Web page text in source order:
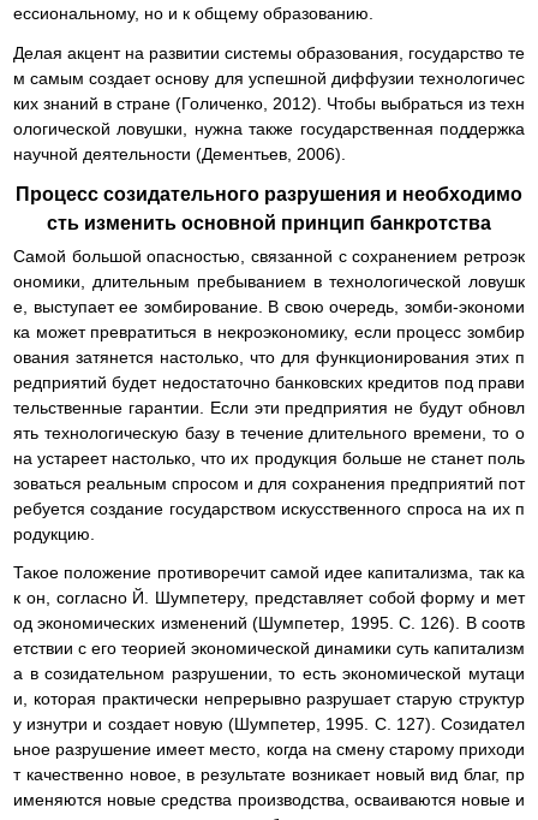
ессиональному, но и к общему образованию.
Делая акцент на развитии системы образования, государство те
м самым создает основу для успешной диффузии технологичес
ких знаний в стране (Голиченко, 2012). Чтобы выбраться из техн
ологической ловушки, нужна также государственная поддержка
научной деятельности (Дементьев, 2006).
Процесс созидательного разрушения и необходимо
сть изменить основной принцип банкротства
Самой большой опасностью, связанной с сохранением ретроэк
ономики, длительным пребыванием в технологической ловушк
е, выступает ее зомбирование. В свою очередь, зомби-экономи
ка может превратиться в некроэкономику, если процесс зомбир
ования затянется настолько, что для функционирования этих п
редприятий будет недостаточно банковских кредитов под прави
тельственные гарантии. Если эти предприятия не будут обновл
ять технологическую базу в течение длительного времени, то о
на устареет настолько, что их продукция больше не станет поль
зоваться реальным спросом и для сохранения предприятий пот
ребуется создание государством искусственного спроса на их п
родукцию.
Такое положение противоречит самой идее капитализма, так ка
к он, согласно Й. Шумпетеру, представляет собой форму и мет
од экономических изменений (Шумпетер, 1995. С. 126). В соотв
етствии с его теорией экономической динамики суть капитализм
а в созидательном разрушении, то есть экономической мутаци
и, которая практически непрерывно разрушает старую структур
у изнутри и создает новую (Шумпетер, 1995. С. 127). Созидател
ьное разрушение имеет место, когда на смену старому приходи
т качественно новое, в результате возникает новый вид благ, пр
именяются новые средства производства, осваиваются новые и